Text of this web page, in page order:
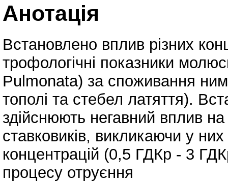
Анотація
Встановлено вплив різних
трофологічні показники
Pulmonata) за споживання ним
тополі та стебел латяття).
здійснюють негавний вплив
ставковиків, викликаючи у
концентрацій (0,5 ГДКр - 3
процесу отруєння